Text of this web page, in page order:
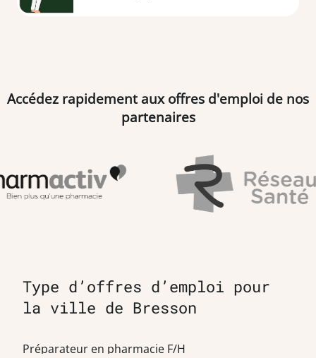
Accédez rapidement aux offres d'emploi de nos
partenaires
Type d’offres d’emploi pour
la ville de Bresson
Préparateur en pharmacie F/H